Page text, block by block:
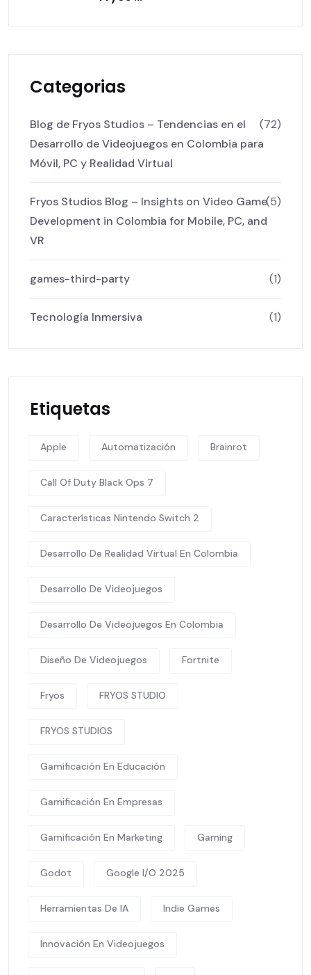
Categorias
Blog de Fryos Studios – Tendencias en el
Desarrollo de Videojuegos en Colombia para
Móvil, PC y Realidad Virtual
(72)
Fryos Studios Blog – Insights on Video Game
Development in Colombia for Mobile, PC, and
VR
(5)
games-third-party (1)
Tecnología Inmersiva (1)
Etiquetas
Apple Automatización Brainrot
Call Of Duty Black Ops 7
Características Nintendo Switch 2
Desarrollo De Realidad Virtual En Colombia
Desarrollo De Videojuegos
Desarrollo De Videojuegos En Colombia
Diseño De Videojuegos Fortnite
Fryos FRYOS STUDIO
FRYOS STUDIOS
Gamificación En Educación
Gamificación En Empresas
Gamificación En Marketing Gaming
Godot Google I/O 2025
Herramientas De IA Indie Games
Innovación En Videojuegos